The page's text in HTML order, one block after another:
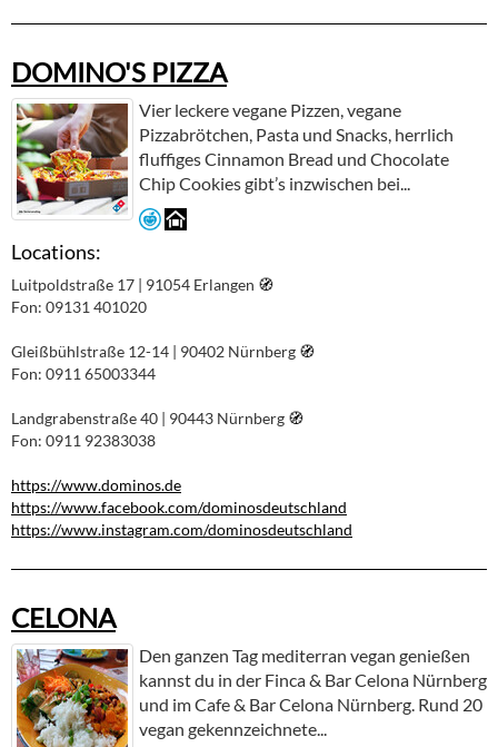
DOMINO'S PIZZA
Vier leckere vegane Pizzen, vegane
Pizzabrötchen, Pasta und Snacks, herrlich
fluffiges Cinnamon Bread und Chocolate
Chip Cookies gibt’s inzwischen bei...
Locations:
Luitpoldstraße 17 | 91054 Erlangen 🧭︎
Fon: 09131 401020
Gleißbühlstraße 12-14 | 90402 Nürnberg 🧭︎
Fon: 0911 65003344
Landgrabenstraße 40 | 90443 Nürnberg 🧭︎
Fon: 0911 92383038
https://www.dominos.de
https://www.facebook.com/dominosdeutschland
https://www.instagram.com/dominosdeutschland
CELONA
Den ganzen Tag mediterran vegan genießen
kannst du in der Finca & Bar Celona Nürnberg
und im Cafe & Bar Celona Nürnberg. Rund 20
vegan gekennzeichnete...